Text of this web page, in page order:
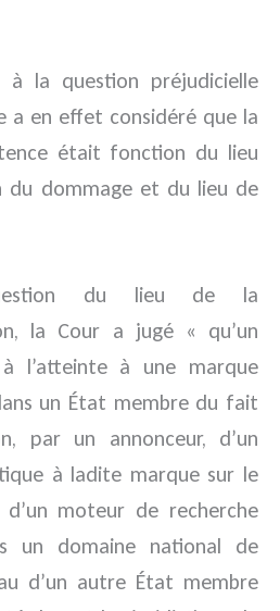
à la question préjudicielle
a en effet considéré que la
était fonction du lieu
du dommage et du lieu de
du lieu de la
la Cour a jugé « qu’un
l’atteinte à une marque
un État membre du fait
par un annonceur, d’un
à ladite marque sur le
moteur de recherche
un domaine national de
d’un autre État membre